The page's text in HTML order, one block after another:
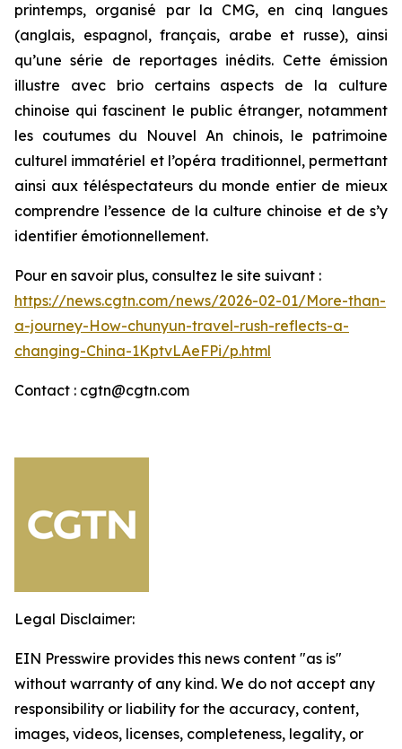
printemps, organisé par la CMG, en cinq langues
(anglais, espagnol, français, arabe et russe), ainsi
qu’une série de reportages inédits. Cette émission
illustre avec brio certains aspects de la culture
chinoise qui fascinent le public étranger, notamment
les coutumes du Nouvel An chinois, le patrimoine
culturel immatériel et l’opéra traditionnel, permettant
ainsi aux téléspectateurs du monde entier de mieux
comprendre l’essence de la culture chinoise et de s’y
identifier émotionnellement.
Pour en savoir plus, consultez le site suivant :
https://news.cgtn.com/news/2026-02-01/More-than-
a-journey-How-chunyun-travel-rush-reflects-a-
changing-China-1KptvLAeFPi/p.html
Contact : cgtn@cgtn.com
Legal Disclaimer:
EIN Presswire provides this news content "as is"
without warranty of any kind. We do not accept any
responsibility or liability for the accuracy, content,
images, videos, licenses, completeness, legality, or